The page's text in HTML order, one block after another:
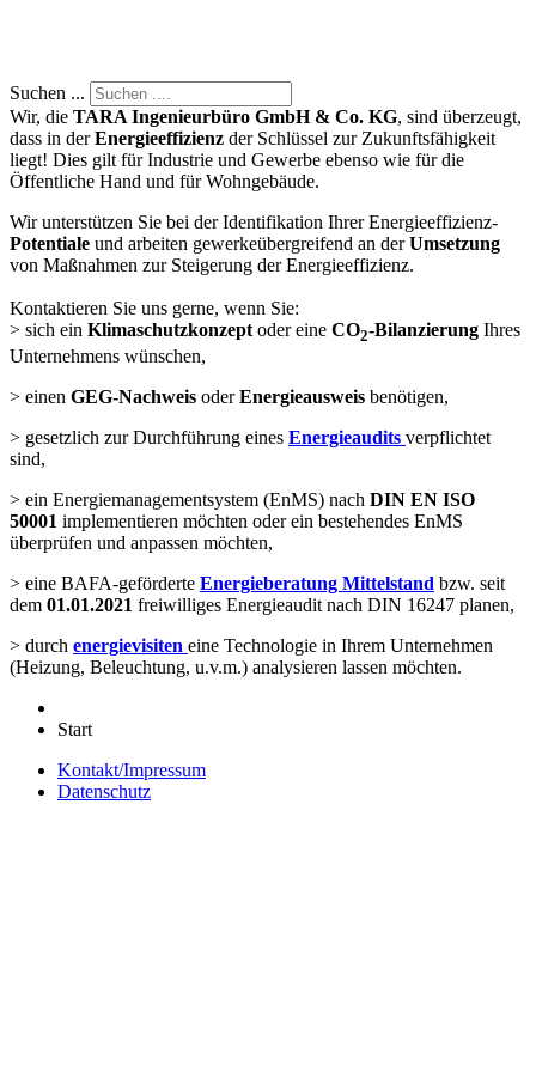
Suchen ...
Wir, die TARA Ingenieurbüro GmbH & Co. KG, sind überzeugt,
dass in derEnergieeffizienz der Schlüssel zur Zukunftsfähigkeit
liegt! Dies gilt für Industrie und Gewerbe ebenso wie für die
Öffentliche Hand und für Wohngebäude.
Wir unterstützen Sie bei der Identifikation Ihrer Energieeffizienz-
Potentiale und arbeiten gewerkeübergreifend an derUmsetzung
von Maßnahmen zur Steigerung der Energieeffizienz.
Kontaktieren Sie uns gerne, wenn Sie:
> sich ein Klimaschutzkonzept oder eine CO2-Bilanzierung Ihres
Unternehmens wünschen,
> einen GEG-Nachweis oderEnergieausweis benötigen,
> gesetzlich zur Durchführung eines Energieaudits verpflichtet
sind,
> ein Energiemanagementsystem (EnMS) nach DIN EN ISO
50001 implementieren möchten oder ein bestehendes EnMS
überprüfen und anpassen möchten,
> eine BAFA-geförderte Energieberatung Mittelstand bzw. seit
dem 01.01.2021 freiwilliges Energieaudit nach DIN 16247 planen,
> durch energievisiten eine Technologie in Ihrem Unternehmen
(Heizung, Beleuchtung, u.v.m.) analysieren lassen möchten.
Start
Kontakt/Impressum
Datenschutz